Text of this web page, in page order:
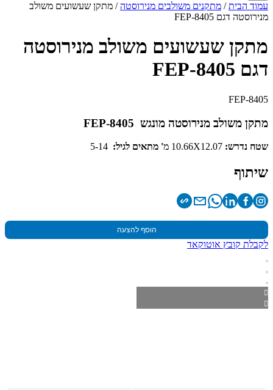
עמוד הבית/ מתקנים משולבים מנירוסטה/ מתקן שעשועים משולב
מנירוסטה דגם FEP-8405
מתקן שעשועים משולב מנירוסטה
דגם FEP-8405
FEP-8405
מתקן משולב מנירוסטה מונגש FEP-8405
שטח נדרש: 10.66X12.07 מ ' מתאים לגיל:
שיתוף
הוסף להצעה
לקבלת קובץ אוטוקאד